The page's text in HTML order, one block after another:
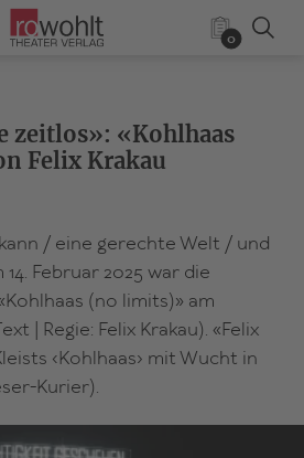
0
zeitlos»: «Kohlhaas
Felix Krakau
/ eine gerechte Welt / und
Februar 2025 war die
(no limits)» am
| Regie: Felix Krakau). «Felix
‹Kohlhaas› mit Wucht in
Kurier).